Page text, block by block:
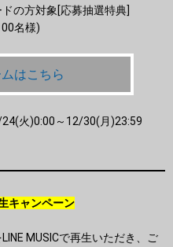
の方対象[応募抽選特典]
名様)
はこちら
火)0:00～12/30(月)23:59
キャンペーン
MUSICで再生いただき、ご